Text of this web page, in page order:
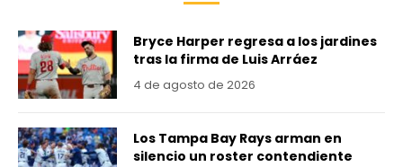
Bryce Harper regresa a los jardines
tras la firma de Luis Arráez
4 de agosto de 2026
Los Tampa Bay Rays arman en
silencio un roster contendiente